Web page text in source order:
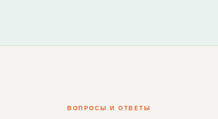
ВОПРОСЫ И ОТВЕТЫ